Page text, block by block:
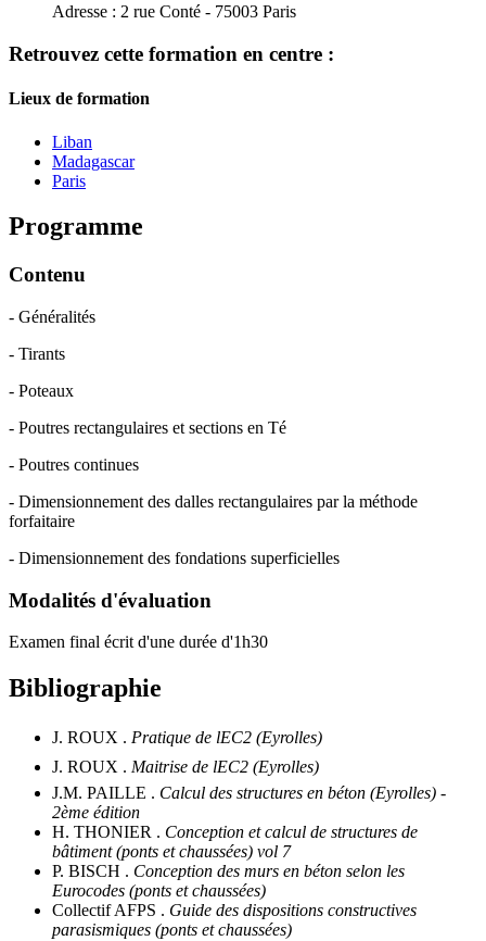
Adresse : 2 rue Conté - 75003 Paris
Retrouvez cette formation en centre :
Lieux de formation
Liban
Madagascar
Paris
Programme
Contenu
- Généralités
- Tirants
- Poteaux
- Poutres rectangulaires et sections en Té
- Poutres continues
- Dimensionnement des dalles rectangulaires par la méthode
forfaitaire
- Dimensionnement des fondations superficielles
Modalités d'évaluation
Examen final écrit d'une durée d'1h30
Bibliographie
J. ROUX . Pratique de lEC2 (Eyrolles)
J. ROUX . Maitrise de lEC2 (Eyrolles)
J.M. PAILLE . Calcul des structures en béton (Eyrolles) -
2ème édition
H. THONIER . Conception et calcul de structures de
bâtiment (ponts et chaussées) vol 7
P. BISCH . Conception des murs en béton selon les
Eurocodes (ponts et chaussées)
Collectif AFPS . Guide des dispositions constructives
parasismiques (ponts et chaussées)